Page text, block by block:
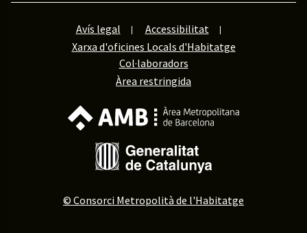
Avís legal
Accessibilitat
Xarxa d'oficines Locals d'Habitatge
Col·laboradors
Àrea restringida
© Consorci Metropolità de l'Habitatge